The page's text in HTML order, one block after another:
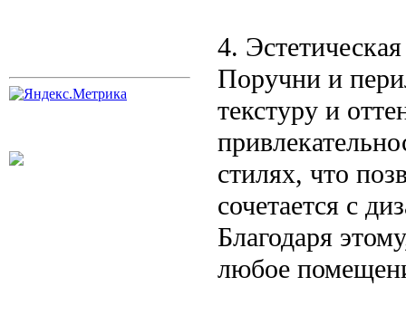
4.
Поручни и
текстуру и
стилях, что
сочетается с
Благодаря
любое